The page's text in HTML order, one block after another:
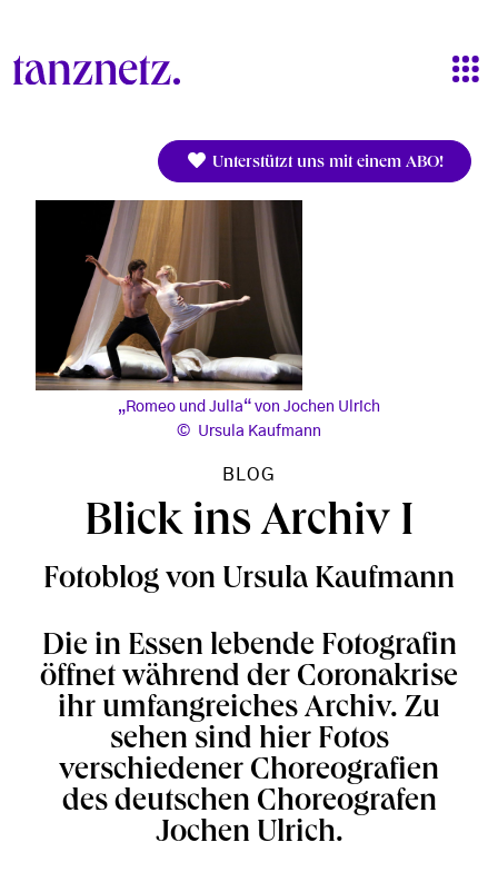
Unterstützt uns mit einem ABO!
„Romeo und Julia“ von Jochen Ulrich
Ursula Kaufmann
BLOG
Blick ins Archiv I
Fotoblog von Ursula Kaufmann
Die in Essen lebende Fotografin
öffnet während der Coronakrise
ihr umfangreiches Archiv. Zu
sehen sind hier Fotos
verschiedener Choreografien
des deutschen Choreografen
Jochen Ulrich.